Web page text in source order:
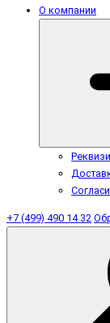
О компании
+7 (499) 490 14 32